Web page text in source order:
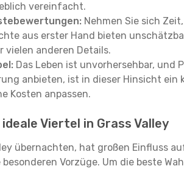
vereinfacht.
Nehmen Sie sich
aus erster Hand bieten
vielen anderen Details.
Das Leben ist unvorhersehbar, und
anbieten, ist in dieser Hinsicht ein
Kosten anpassen.
ideale Viertel in Grass Valley
übernachten, hat großen Einfluss
Vorzüge. Um die beste